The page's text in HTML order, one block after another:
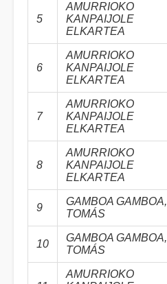
5
AMURRIOKO
KANPAIJOLE
ELKARTEA
6
AMURRIOKO
KANPAIJOLE
ELKARTEA
7
AMURRIOKO
KANPAIJOLE
ELKARTEA
8
AMURRIOKO
KANPAIJOLE
ELKARTEA
9
GAMBOA GAMBOA,
TOMÁS
10
GAMBOA GAMBOA,
TOMÁS
AMURRIOKO